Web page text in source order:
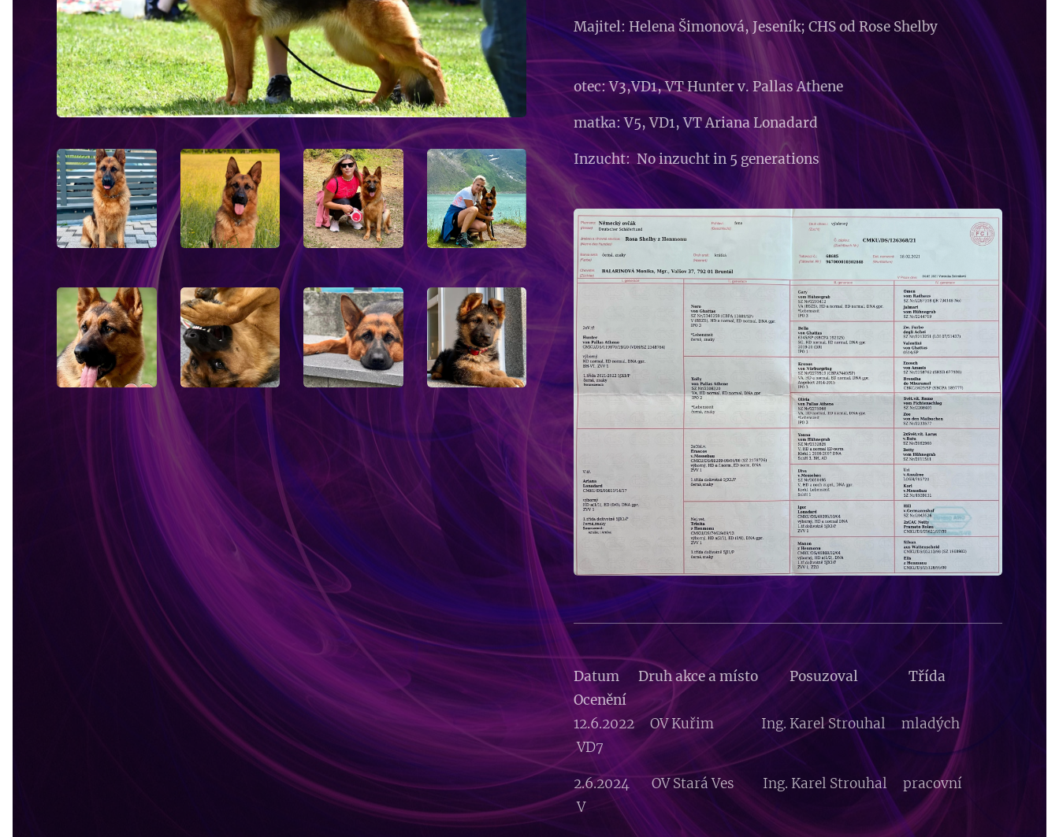
Majitel: Helena Šimonová, Jeseník; CHS od Rose Shelby
otec: V3,VD1, VT Hunter v. Pallas Athene
matka: V5, VD1, VT Ariana Lonadard
Inzucht: No inzucht in 5 generations
Datum Druh akce a místo Posuzoval Třída
Ocenění
12.6.2022 OV Kuřim Ing. Karel Strouhal mladých
VD7
2.6.2024 OV Stará Ves Ing. Karel Strouhal pracovní
V